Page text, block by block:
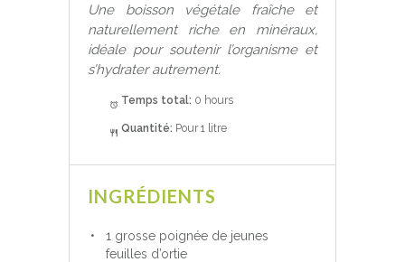
Une boisson végétale fraîche et
naturellement riche en minéraux,
idéale pour soutenir l’organisme et
s’hydrater autrement.
Temps total: 0 hours
Quantité: Pour 1 litre
INGRÉDIENTS
1 grosse poignée de jeunes
feuilles d’ortie